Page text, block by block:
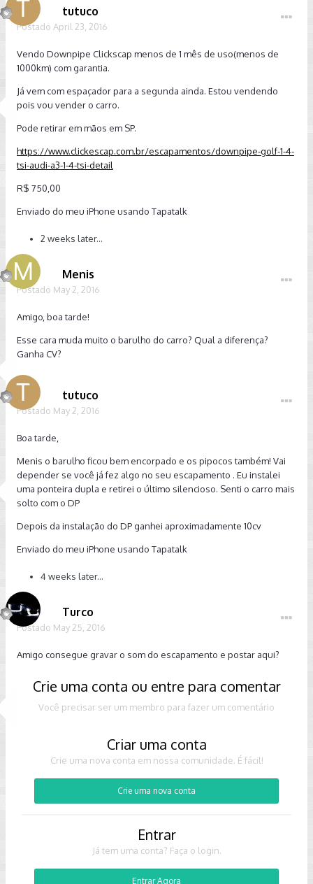
tutuco
Postado April 23, 2016
Vendo Downpipe Clickscap menos de 1 mês de uso(menos de
1000km) com garantia.
Já vem com espaçador para a segunda ainda. Estou vendendo
pois vou vender o carro.
Pode retirar em mãos em SP.
https://www.clickescap.com.br/escapamentos/downpipe-golf-1-4-
tsi-audi-a3-1-4-tsi-detail
R$ 750,00
Enviado do meu iPhone usando Tapatalk
2 weeks later...
Menis
Postado May 2, 2016
Amigo, boa tarde!
Esse cara muda muito o barulho do carro? Qual a diferença?
Ganha CV?
tutuco
Postado May 2, 2016
Boa tarde,
Menis o barulho ficou bem encorpado e os pipocos também! Vai
depender se você já fez algo no seu escapamento . Eu instalei
uma ponteira dupla e retirei o último silencioso. Senti o carro mais
solto com o DP
Depois da instalação do DP ganhei aproximadamente 10cv
Enviado do meu iPhone usando Tapatalk
4 weeks later...
Turco
Postado May 25, 2016
Amigo consegue gravar o som do escapamento e postar aqui?
Crie uma conta ou entre para comentar
Você precisar ser um membro para fazer um comentário
Criar uma conta
Crie uma nova conta em nossa comunidade. É fácil!
Crie uma nova conta
Entrar
Já tem uma conta? Faça o login.
Entrar Agora